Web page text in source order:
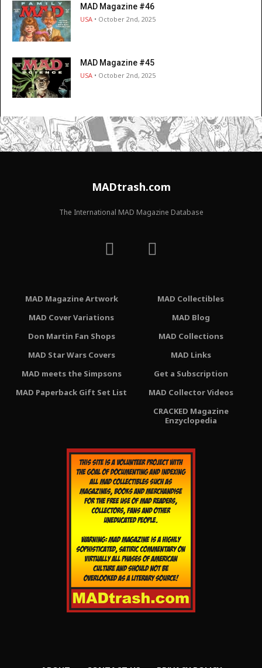
MAD Magazine #46
USA • October 2nd, 2025
MAD Magazine #45
USA • October 2nd, 2025
MADtrash.com
The International MAD Magazine Database
MAD Magazine Artwork
MAD Cover Variations
Don Martin Fan Shops
MAD Star Wars Covers
MAD meets the Simpsons
MAD Paperback Gift Set List
MAD Collectibles
MAD Blog
MAD Collections
MAD Links
Get a Subscription
MAD Collector Videos
CRACKED Magazine
Enzyclopedia